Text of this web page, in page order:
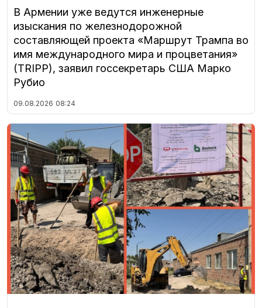
В Армении уже ведутся инженерные
изыскания по железнодорожной
составляющей проекта «Маршрут Трампа во
имя международного мира и процветания»
(TRIPP), заявил госсекретарь США Марко
Рубио
09.08.2026 08:24